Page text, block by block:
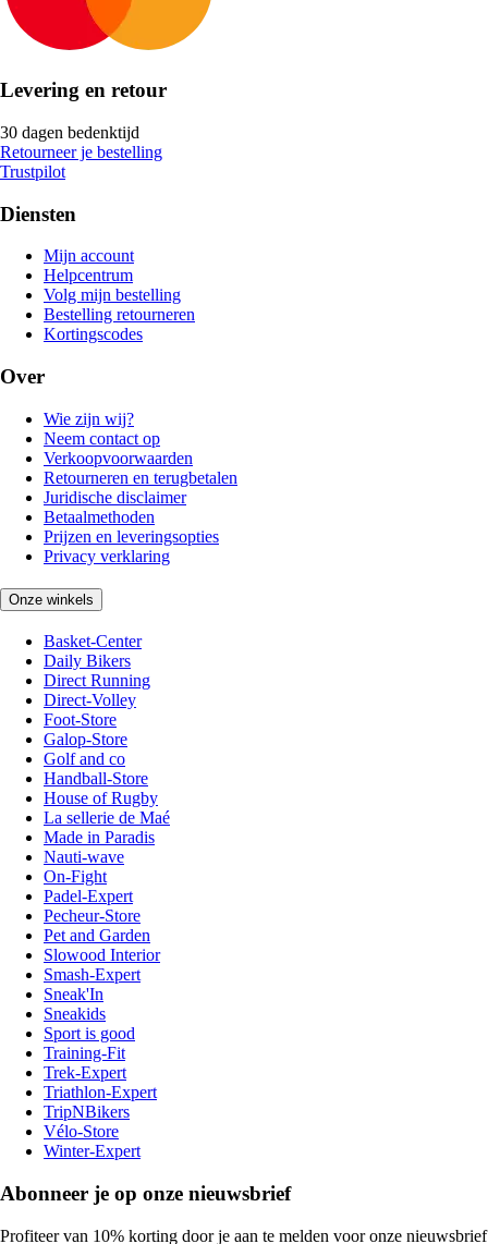
Levering en retour
30 dagen bedenktijd
Retourneer je bestelling
Trustpilot
Diensten
Mijn account
Helpcentrum
Volg mijn bestelling
Bestelling retourneren
Kortingscodes
Over
Wie zijn wij?
Neem contact op
Verkoopvoorwaarden
Retourneren en terugbetalen
Juridische disclaimer
Betaalmethoden
Prijzen en leveringsopties
Privacy verklaring
Onze winkels
Basket-Center
Daily Bikers
Direct Running
Direct-Volley
Foot-Store
Galop-Store
Golf and co
Handball-Store
House of Rugby
La sellerie de Maé
Made in Paradis
Nauti-wave
On-Fight
Padel-Expert
Pecheur-Store
Pet and Garden
Slowood Interior
Smash-Expert
Sneak'In
Sneakids
Sport is good
Training-Fit
Trek-Expert
Triathlon-Expert
TripNBikers
Vélo-Store
Winter-Expert
Abonneer je op onze nieuwsbrief
Profiteer van 10% korting door je aan te melden voor onze nieuwsbrief